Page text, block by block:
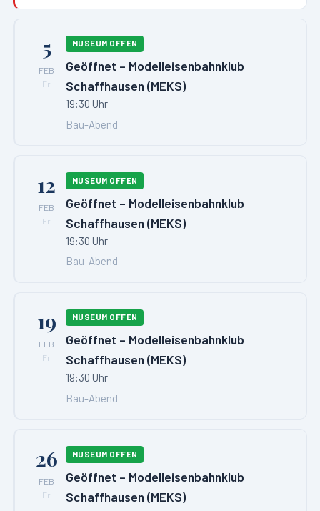
5
FEB
Fr
MUSEUM OFFEN
Geöffnet – Modelleisenbahnklub
Schaffhausen (MEKS)
19:30 Uhr
Bau-Abend
12
FEB
Fr
MUSEUM OFFEN
Geöffnet – Modelleisenbahnklub
Schaffhausen (MEKS)
19:30 Uhr
Bau-Abend
19
FEB
Fr
MUSEUM OFFEN
Geöffnet – Modelleisenbahnklub
Schaffhausen (MEKS)
19:30 Uhr
Bau-Abend
26
FEB
Fr
MUSEUM OFFEN
Geöffnet – Modelleisenbahnklub
Schaffhausen (MEKS)